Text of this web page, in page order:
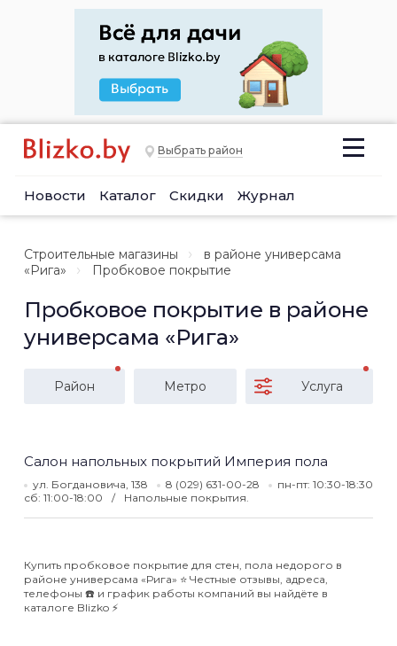
Выбрать район
Новости Каталог Скидки Журнал
Строительные магазины
в районе универсама
«Рига»
Пробковое покрытие
Пробковое покрытие в районе
универсама «Рига»
Район Метро Услуга
Салон напольных покрытий Империя пола
ул. Богдановича, 138 8 (029) 631-00-28
пн-пт: 10:30-18:30
сб: 11:00-18:00
Напольные покрытия.
Купить пробковое покрытие для стен, пола недорого в
районе универсама «Рига» ⭐️ Честные отзывы, адреса,
телефоны ☎️ и график работы компаний вы найдёте в
каталоге Blizko ⚡️